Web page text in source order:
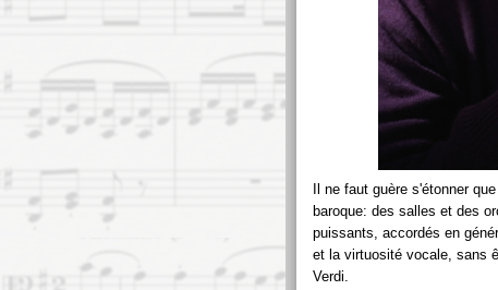
Il ne faut guère s'étonner
baroque: des salles et des
puissants, accordés en
et la virtuosité vocale, sans
Verdi.